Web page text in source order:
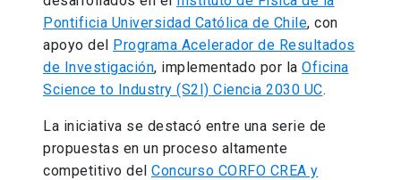
Pontificia Universidad Católica de Chile, con
apoyo del Programa Acelerador de Resultados
de Investigación, implementado por la Oficina
Science to Industry (S2I) Ciencia 2030 UC.
La iniciativa se destacó entre una serie de
propuestas en un proceso altamente
competitivo del Concurso CORFO CREA y